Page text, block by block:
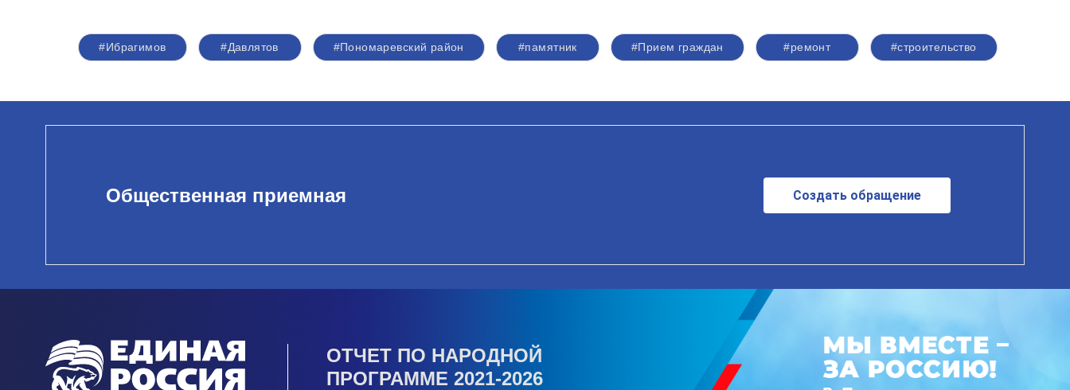
#Ибрагимов #Давлятов #Пономаревский район #памятник #Прием граждан #ремонт #строительство
Общественная приемная Создать обращение
ОТЧЕТ ПО НАРОДНОЙ
ПРОГРАММЕ 2021-2026